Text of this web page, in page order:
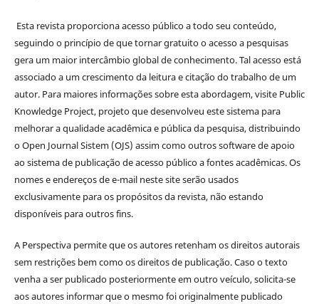
Esta revista proporciona acesso público a todo seu conteúdo,
seguindo o princípio de que tornar gratuito o acesso a pesquisas
gera um maior intercâmbio global de conhecimento. Tal acesso está
associado a um crescimento da leitura e citação do trabalho de um
autor. Para maiores informações sobre esta abordagem, visite Public
Knowledge Project, projeto que desenvolveu este sistema para
melhorar a qualidade acadêmica e pública da pesquisa, distribuindo
o Open Journal Sistem (OJS) assim como outros software de apoio
ao sistema de publicação de acesso público a fontes acadêmicas. Os
nomes e endereços de e-mail neste site serão usados
exclusivamente para os propósitos da revista, não estando
disponíveis para outros fins.
A Perspectiva permite que os autores retenham os direitos autorais
sem restrições bem como os direitos de publicação. Caso o texto
venha a ser publicado posteriormente em outro veículo, solicita-se
aos autores informar que o mesmo foi originalmente publicado